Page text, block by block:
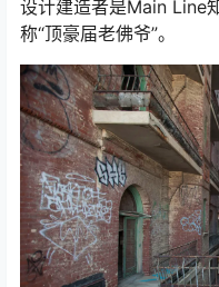
设计建造者是Main Line
称“顶豪届老佛爷”。